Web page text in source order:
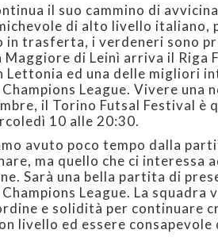
il suo cammino di
di alto livello
in trasferta, i verdeneri sono
di Leinì arriva il Riga
Lettonia ed una delle migliori
League. Vivere una
il Torino Futsal Festival è
10 alle 20:30.
avuto poco tempo dalla
ma quello che ci interessa
Sarà una bella partita di
League. La squadra
e solidità per continuare
livello ed essere